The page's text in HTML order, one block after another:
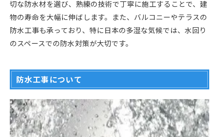
切な防水材を選び、熟練の技術で丁寧に施工することで、建
物の寿命を大幅に伸ばします。また、バルコニーやテラスの
防水工事も承っており、特に日本の多湿な気候では、水回り
のスペースでの防水対策が大切です。
防水工事について